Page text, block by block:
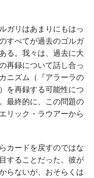
ガリはあまりにもはっ
すべてが過去のゴルガ
る。我々は、過去に大
再録について話し合っ
ニズム（『アラーラの
を再録する可能性につ
最終的に、この問題の
リック・ラウアーから
カードを戻すのではな
することだった。彼が
らないが、おそらくは